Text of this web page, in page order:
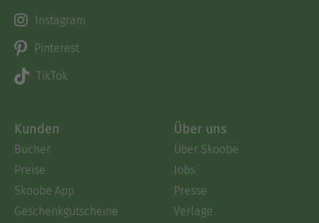
Instagram
Pinterest
TikTok
Kunden
Bücher
Preise
Skoobe App
Geschenkgutscheine
Über uns
Über Skoobe
Jobs
Presse
Verlage